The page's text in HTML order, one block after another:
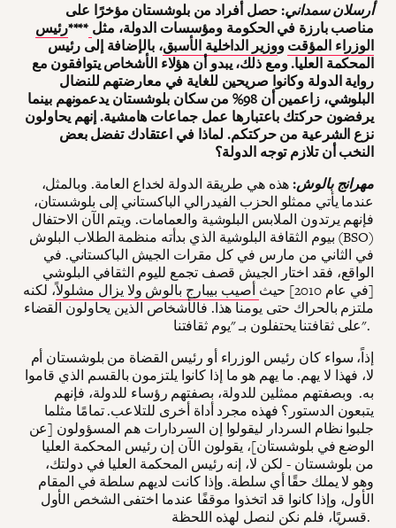
أرسلان سمداني: حصل أفراد من بلوشستان مؤخرًا على
مناصب بارزة في الحكومة ومؤسسات الدولة، مثل ****رئيس
الوزراء المؤقتووزير الداخلية الأسبق، بالإضافة إلى رئيس
المحكمة العليا. ومع ذلك، يبدو أن هؤلاء الأشخاص يتوافقون مع
رواية الدولة وكانوا صريحين للغاية في معارضتهم للنضال
البلوشي، زاعمين أن 98% من سكان بلوشستان يدعمونهم بينما
يرفضون حركتك باعتبارها عمل جماعات هامشية. إنهم يحاولون
نزع الشرعية من حركتكم. لماذا في اعتقادك تفضل بعض
النخب أن تلازم توجه الدولة؟
مهرانج بالوش:هذه هي طريقة الدولة لخداع العامة. وبالمثل،
عندما يأتي ممثلو الحزب الفيدرالي الباكستاني إلى بلوشستان،
فإنهم يرتدون الملابس البلوشية والعمامات. ويتم الآن الاحتفال
بيوم الثقافة البلوشية الذي بدأته منظمة الطلاب البلوش (BSO)
في الثاني من مارس في كل مقرات الجيش الباكستاني. في
الواقع، فقد اختار الجيش قصف تجمع لليوم الثقافي البلوشي
[في عام 2010] حيث
أصيب بيبارج بالوش ولا يزال مشلولاً، لكنه
ملتزم بالحراك حتى يومنا هذا. فالأشخاص الذين يحاولون القضاء
على ثقافتنا يحتفلون بـ "يوم ثقافتنا".
إذاً، سواء كان رئيس الوزراء أو رئيس القضاة من بلوشستان أم
لا، فهذا لا يهم. ما يهم هو ما إذا كانوا يلتزمون بالقسم الذي قاموا
به. وبصفتهم ممثلين للدولة، بصفتهم رؤساء للدولة، فإنهم
يتبعون الدستور؟ فهذه مجرد أداة أخرى للتلاعب. تمامًا مثلما
جلبوا نظام السردار ليقولوا إن السردارات هم المسؤولون [عن
الوضع في بلوشستان]، يقولون الآن إن رئيس المحكمة العليا
من بلوشستان - لكن لا، إنه رئيس المحكمة العليا في دولتك،
وهو لا يملك حقًا أي سلطة. وإذا كانت لديهم سلطة في المقام
الأول، وإذا كانوا قد اتخذوا موقفًا عندما اختفى الشخص الأول
قسريًا، فلم نكن لنصل لهذه اللحظة.